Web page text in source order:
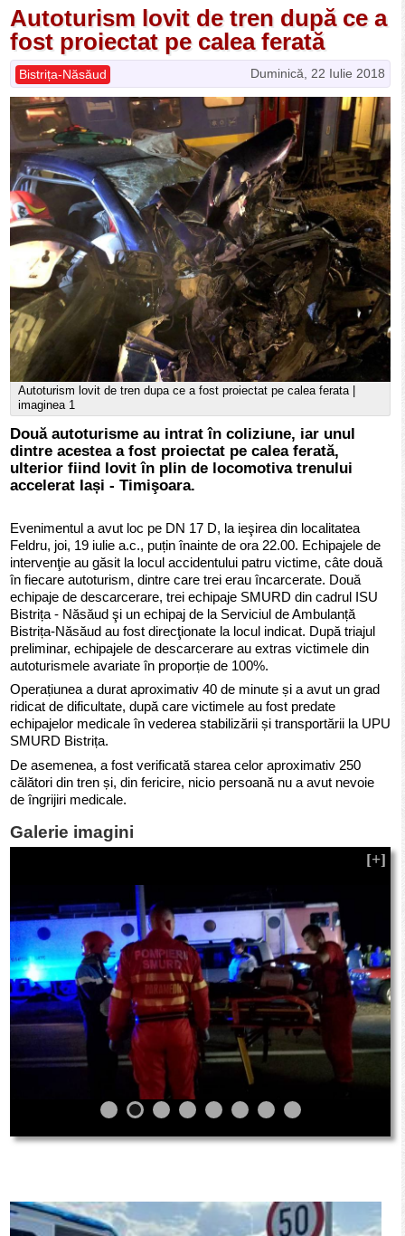
Autoturism lovit de tren după ce a
fost proiectat pe calea ferată
Duminică, 22 Iulie 2018
Bistrița-Năsăud
Autoturism lovit de tren dupa ce a fost proiectat pe calea ferata |
imaginea 1
Două autoturisme au intrat în coliziune, iar unul
dintre acestea a fost proiectat pe calea ferată,
ulterior fiind lovit în plin de locomotiva trenului
accelerat Iași - Timişoara.
Evenimentul a avut loc pe DN 17 D, la ieşirea din localitatea
Feldru, joi, 19 iulie a.c., puțin înainte de ora 22.00. Echipajele de
intervenţie au găsit la locul accidentului patru victime, câte două
în fiecare autoturism, dintre care trei erau încarcerate. Două
echipaje de descarcerare, trei echipaje SMURD din cadrul ISU
Bistrița - Năsăud şi un echipaj de la Serviciul de Ambulanță
Bistrița-Năsăud au fost direcţionate la locul indicat. După triajul
preliminar, echipajele de descarcerare au extras victimele din
autoturismele avariate în proporție de 100%.
Operațiunea a durat aproximativ 40 de minute și a avut un grad
ridicat de dificultate, după care victimele au fost predate
echipajelor medicale în vederea stabilizării și transportării la UPU
SMURD Bistrița.
De asemenea, a fost verificată starea celor aproximativ 250
călători din tren și, din fericire, nicio persoană nu a avut nevoie
de îngrijiri medicale.
Galerie imagini